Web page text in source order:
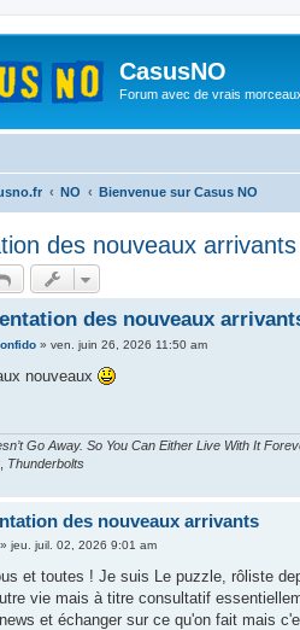
CasusNO
Forum avec de vrais
NO Bienvenue sur Casus NO
des nouveaux arrivants
des nouveaux
» ven. juin 26, 2026 11:50 am
nouveaux
Go Away. So You Can Either Live With It
Thunderbolts
des nouveaux arrivants
jeu. juil. 02, 2026 9:01 am
et toutes ! Je suis Le puzzle, rôliste
vie mais à titre consultatif
et échanger sur ce qu'on fait mais